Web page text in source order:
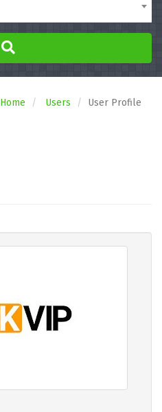
Home Users User Profile